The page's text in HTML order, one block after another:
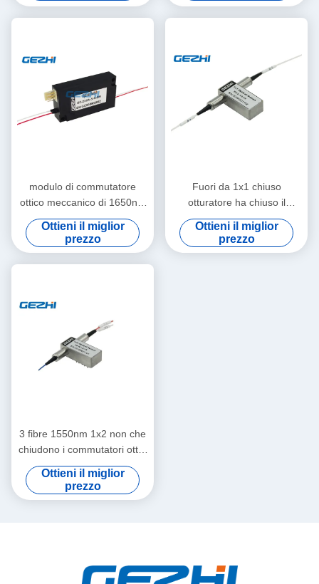
modulo di commutatore
ottico meccanico di 1650nm
500mW 2x2 crociera
Ottieni il miglior
prezzo
Fuori da 1x1 chiuso
otturatore ha chiuso il
commutatore a fibre ottiche
Ottieni il miglior
prezzo
3 fibre 1550nm 1x2 non che
chiudono i commutatori ottici
della fibra
Ottieni il miglior
prezzo